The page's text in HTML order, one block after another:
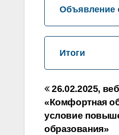
Объявление
Итоги
по
записям
26.02.2025,
«Комфортная
условие
образования»